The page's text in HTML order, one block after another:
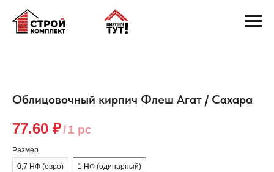
Облицовочный кирпич Флеш Агат / Сахара
77.60 ₽/1 pc
Размер
0,7 НФ (евро)
1 НФ (одинарный)